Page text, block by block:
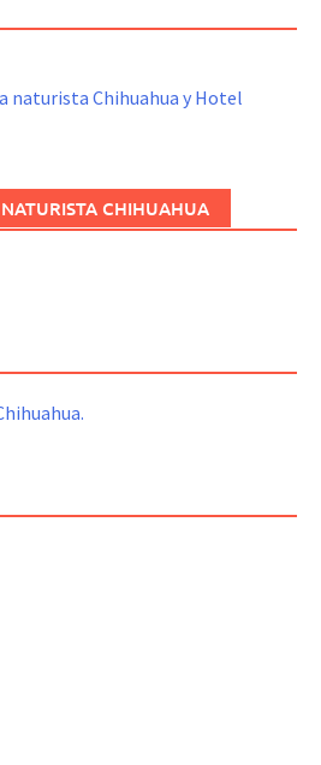
naturista Chihuahua y Hotel
CHIHUAHUA